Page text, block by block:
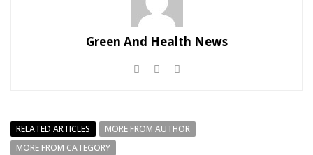
Green And Health News
RELATED ARTICLES
MORE FROM AUTHOR
MORE FROM CATEGORY